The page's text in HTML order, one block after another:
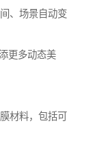
、场景自动变
更多动态美
材料，包括可